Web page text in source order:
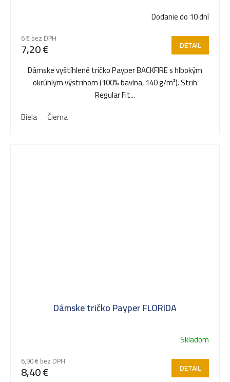
Dodanie do 10 dní
6 € bez DPH
7,20 € DETAIL
Dámske vyštíhlené tričko Payper BACKFIRE s hlbokým
okrúhlym výstrihom (100% bavlna, 140 g/m²). Strih
Regular Fit...
Biela
Čierna
Dámske tričko Payper FLORIDA
Skladom
6,90 € bez DPH
8,40 € DETAIL